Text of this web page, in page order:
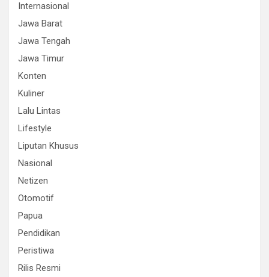
Internasional
Jawa Barat
Jawa Tengah
Jawa Timur
Konten
Kuliner
Lalu Lintas
Lifestyle
Liputan Khusus
Nasional
Netizen
Otomotif
Papua
Pendidikan
Peristiwa
Rilis Resmi